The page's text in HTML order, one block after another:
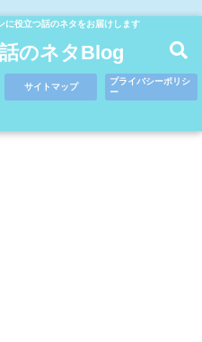
に役立つ話のネタをお届けします
のネタBlog
サイトマップ
プライバシーポリシ
ー